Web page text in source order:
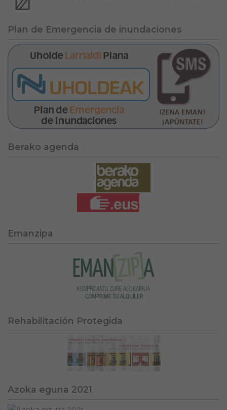
Plan de Emergencia de inundaciones
Berako agenda
Emanzipa
Rehabilitación Protegida
Azoka eguna 2021